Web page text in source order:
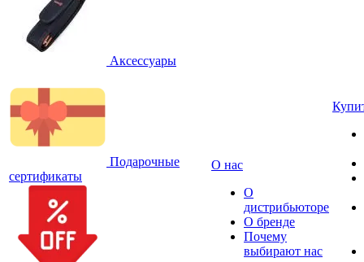
Аксессуары
Подарочные
сертификаты
О нас
О
дистрибьюторе
О бренде
Почему
выбирают нас